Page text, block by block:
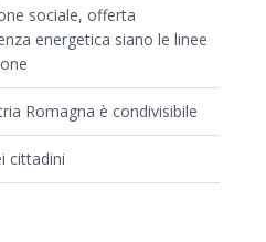
sociale, offerta
energetica siano le linee
Romagna è condivisibile
cittadini